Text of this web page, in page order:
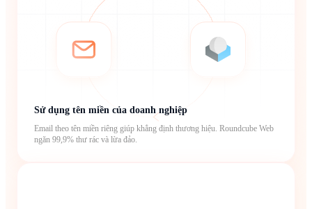
Sử dụng tên miền của doanh nghiệp
Email theo tên miền riêng giúp khẳng định thương hiệu. Roundcube Web
ngăn 99,9% thư rác và lừa đảo.